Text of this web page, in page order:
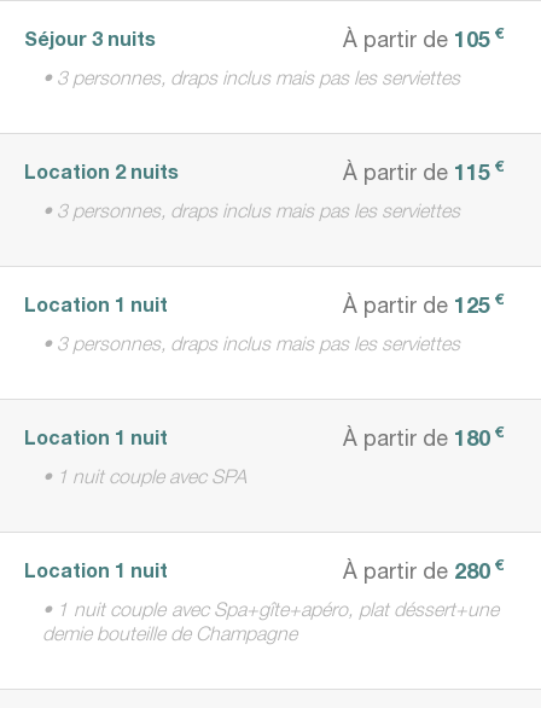
Séjour 3 nuits À partir de 105 €
• 3 personnes, draps inclus mais pas les serviettes
Location 2 nuits À partir de 115 €
• 3 personnes, draps inclus mais pas les serviettes
Location 1 nuit À partir de 125 €
• 3 personnes, draps inclus mais pas les serviettes
Location 1 nuit À partir de 180 €
• 1 nuit couple avec SPA
Location 1 nuit À partir de 280 €
• 1 nuit couple avec Spa+gîte+apéro, plat déssert+une
demie bouteille de Champagne